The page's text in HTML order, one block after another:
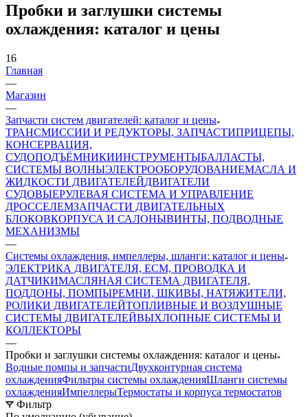
Пробки и заглушки системы
охлаждения: каталог и цены
16
Главная
—
Магазин
—
Запчасти систем двигателей: каталог и цены
ТРАНСМИССИИ И РЕДУКТОРЫ, ЗАПЧАСТИПРИЦЕПЫ,
КОНСЕРВАЦИЯ,
СУДОПОДЪЁМНИКИИНСТРУМЕНТЫБАЛЛАСТЫ,
СИСТЕМЫ ВОЛНЫЭЛЕКТРООБОРУДОВАНИЕМАСЛА И
ЖИДКОСТИ ДВИГАТЕЛЕЙДВИГАТЕЛИ
СУДОВЫЕРУЛЕВАЯ СИСТЕМА И УПРАВЛЕНИЕ
ДРОССЕЛЕМЗАПЧАСТИ ДВИГАТЕЛЬНЫХ
БЛОКОВКОРПУСА И САЛОНЫВИНТЫ, ПОДВОДНЫЕ
МЕХАНИЗМЫ
—
Системы охлаждения, импеллеры, шланги: каталог и цены
ЭЛЕКТРИКА ДВИГАТЕЛЯ, ECM, ПРОВОДКА И
ДАТЧИКИМАСЛЯНАЯ СИСТЕМА ДВИГАТЕЛЯ,
ПОДДОНЫ, ПОМПЫРЕМНИ, ШКИВЫ, НАТЯЖИТЕЛИ,
РОЛИКИ ДВИГАТЕЛЕЙТОПЛИВНЫЕ И ВОЗДУШНЫЕ
СИСТЕМЫ ДВИГАТЕЛЕЙВЫХЛОПНЫЕ СИСТЕМЫ И
КОЛЛЕКТОРЫ
—
Пробки и заглушки системы охлаждения: каталог и цены
Водные помпы и запчастиДвухконтурная система
охлажденияФильтры системы охлажденияШланги системы
охлажденияИмпеллерыТермостаты и корпуса термостатов
Фильтр